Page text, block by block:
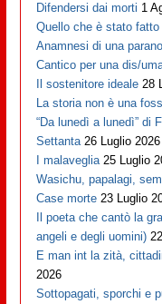
Difendersi dai morti 1
Quello che è stato fatto
Anamnesi di una
Cantico per una dis/
Il sostenitore ideale 28
La storia non è una
“Da lunedì a lunedì” di
Settanta 26 Luglio 2026
I malaveglia 25 Luglio
Wasichu, papalagi,
Case morte 23 Luglio
Il poeta che cantò la
angeli e degli uomini)
E man int la zità,
2026
Sottopagati, sporchi e